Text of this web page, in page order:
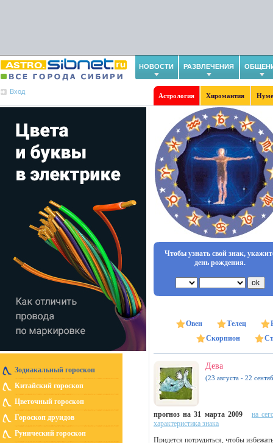
НОВОСТИ РАЗВЛЕЧЕНИЯ
Вход
Астрология Хиромантия
Зодиакальный гороскоп
Китайский гороскоп
Цветочный гороскоп
Гороскоп друидов
Рунический гороскоп
Чтобы узнать свой знак,
день рождения.
Овен Телец
Скорпион
Дева
(23 августа - 22
прогноз на 31 марта 2009
на
характеристика знака
Придется потрудиться, чтобы